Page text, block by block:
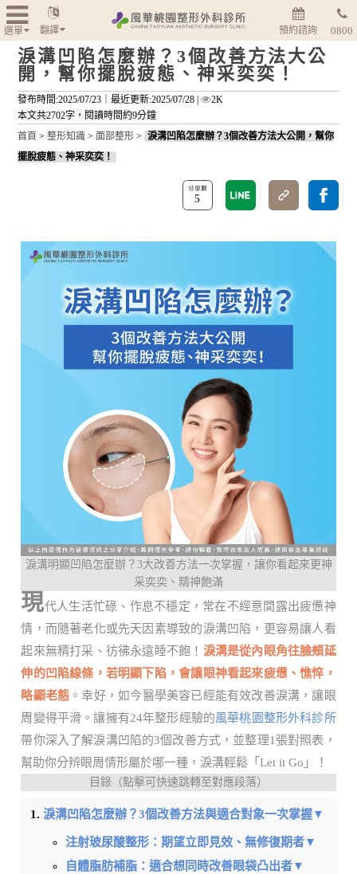
選單 預約諮詢 0800
翻譯
淚溝凹陷怎麼辦？3個改善方法大公
開，幫你擺脫疲態、神采奕奕！
發布時間:2025/07/23｜最近更新:2025/07/28 |
2K
本文共2702字，閱讀時間約9分鐘
首頁 >整形知識 > 面部整形 >
淚溝凹陷怎麼辦？3個改善方法大公開，幫你
擺脫疲態、神采奕奕！
5
淚溝明顯凹陷怎麼辦？3大改善方法一次掌握，讓你看起來更神
采奕奕、精神飽滿
現代人生活忙碌、作息不穩定，常在不經意間露出疲憊神
情，而隨著老化或先天因素導致的淚溝凹陷，更容易讓人看
起來無精打采、彷彿永遠睡不飽！ 淚溝是從內眼角往臉頰延
伸的凹陷線條，若明顯下陷，會讓眼神看起來疲憊、憔悴，
略顯老態 。幸好，如今醫學美容已經能有效改善淚溝，讓眼
周變得平滑。讓擁有24年整形經驗的風華桃園整形外科診所
帶你深入了解淚溝凹陷的3個改善方式，並整理1張對照表，
幫助你分辨眼周情形屬於哪一種，淚溝輕鬆「Let it Go」！
目錄（點擊可快速跳轉至對應段落）
淚溝凹陷怎麼辦？3個改善方法與適合對象一次掌握▼
注射玻尿酸整形：期望立即見效、無修復期者▼
自體脂肪補脂：適合想同時改善眼袋凸出者▼